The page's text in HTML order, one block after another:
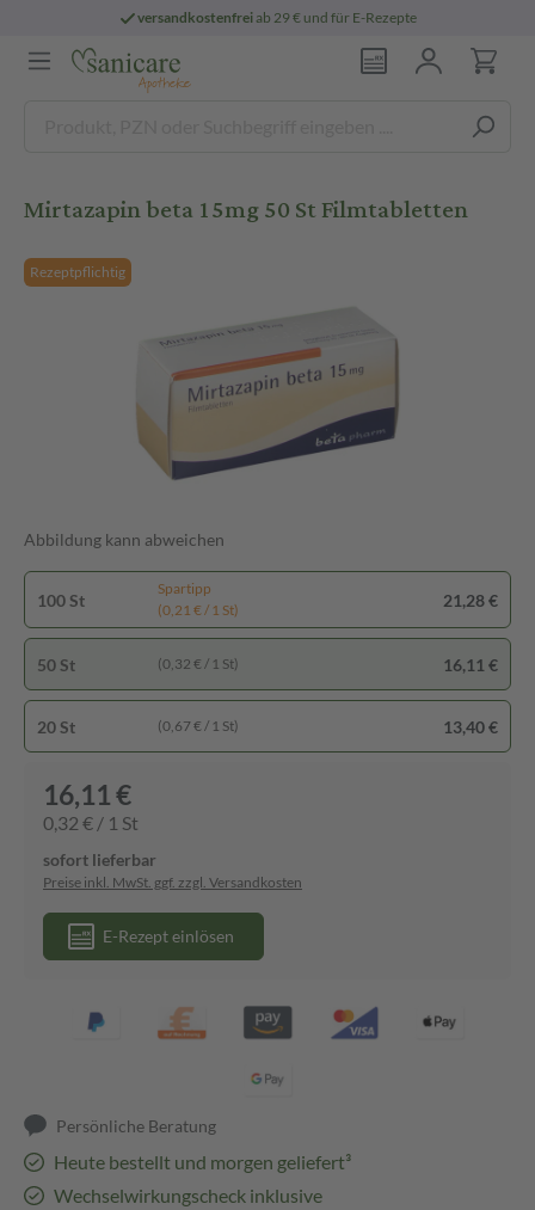
versandkostenfreiab 29 € und für E-Rezepte
Mirtazapin beta 15mg 50 St Filmtabletten
Rezeptpflichtig
Abbildung kann abweichen
100 St
Spartipp
(0,21 € / 1 St)
21,28 €
50 St (0,32 € / 1 St) 16,11 €
20 St (0,67 € / 1 St) 13,40 €
16,11 €
0,32 € / 1 St
sofort lieferbar
Preise inkl. MwSt. ggf. zzgl. Versandkosten
E-Rezept einlösen
Persönliche Beratung
Heute bestellt und morgen geliefert³
Wechselwirkungscheck inklusive